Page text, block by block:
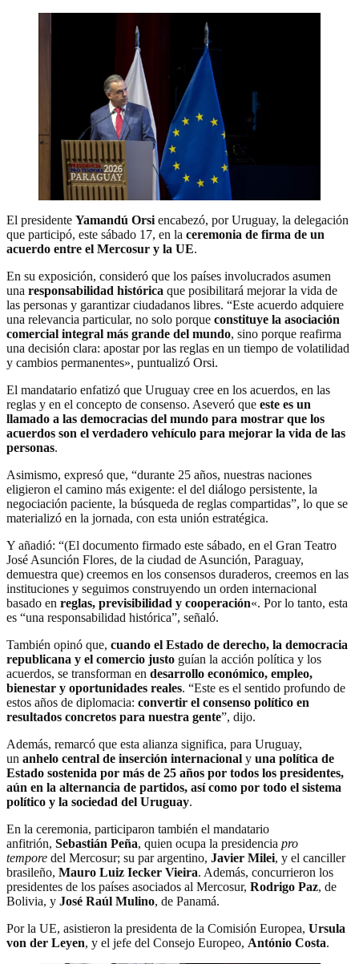
El presidente Yamandú Orsiencabezó, por Uruguay, la delegación
que participó, este sábado 17, en la ceremonia de firma de un
acuerdo entre el Mercosur y la UE.
En su exposición, consideró que los países involucrados asumen
una responsabilidad histórica que posibilitará mejorar la vida de
las personas y garantizar ciudadanos libres. “Este acuerdo adquiere
una relevancia particular, no solo porque constituye la asociación
comercial integral más grande del mundo, sino porque reafirma
una decisión clara: apostar por las reglas en un tiempo de volatilidad
y cambios permanentes», puntualizó Orsi.
El mandatario enfatizó que Uruguay cree en los acuerdos, en las
reglas y en el concepto de consenso. Aseveró que este es un
llamado a las democracias del mundo para mostrar que los
acuerdos son el verdadero vehículo para mejorar la vida de las
personas.
Asimismo, expresó que, “durante 25 años, nuestras naciones
eligieron el camino más exigente: el del diálogo persistente, la
negociación paciente, la búsqueda de reglas compartidas”, lo que se
materializó en la jornada, con esta unión estratégica.
Y añadió: “(El documento firmado este sábado, en el Gran Teatro
José Asunción Flores, de la ciudad de Asunción, Paraguay,
demuestra que) creemos en los consensos duraderos, creemos en las
instituciones y seguimos construyendo un orden internacional
basado en reglas, previsibilidad y cooperación«. Por lo tanto, esta
es “una responsabilidad histórica”, señaló.
También opinó que, cuando el Estado de derecho, la democracia
republicana y el comercio justo guían la acción política y los
acuerdos, se transforman en desarrollo económico, empleo,
bienestar y oportunidades reales. “Este es el sentido profundo de
estos años de diplomacia: convertir el consenso político en
resultados concretos para nuestra gente”, dijo.
Además, remarcó que esta alianza significa, para Uruguay,
un anhelo central de inserción internacional y una política de
Estado sostenida por más de 25 años por todos los presidentes,
aún en la alternancia de partidos, así como por todo el sistema
político y la sociedad del Uruguay.
En la ceremonia, participaron también el mandatario
anfitrión, Sebastián Peña, quien ocupa la presidencia pro
tempore del Mercosur; su par argentino, Javier Milei, y el canciller
brasileño, Mauro Luiz Iecker Vieira. Además, concurrieron los
presidentes de los países asociados al Mercosur, Rodrigo Paz, de
Bolivia, y José Raúl Mulino, de Panamá.
Por la UE, asistieron la presidenta de la Comisión Europea, Ursula
von der Leyen, y el jefe del Consejo Europeo, António Costa.